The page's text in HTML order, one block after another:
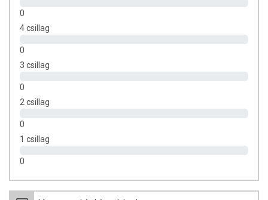
0
4 csillag
0
3 csillag
0
2 csillag
0
1 csillag
0